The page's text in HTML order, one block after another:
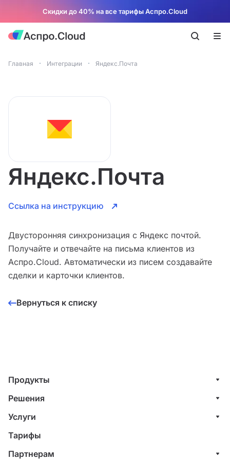
Скидки до 40% на все тарифы Аспро.Cloud
Главная Интеграции Яндекс.Почта
Яндекс.Почта
Ссылка на инструкцию
Двусторонняя синхронизация с Яндекс почтой.
Получайте и отвечайте на письма клиентов из
Аспро.Cloud. Автоматически из писем создавайте
сделки и карточки клиентов.
Вернуться к списку
Продукты
Управление клиентами (CRM)
Проекты
Финансы
Решения
ИТ-компании
Строительные компании
Веб-студии
Услуги
Внедрение системы управления клиентами
Внедрение финансового учета
Тарифы
Партнерам